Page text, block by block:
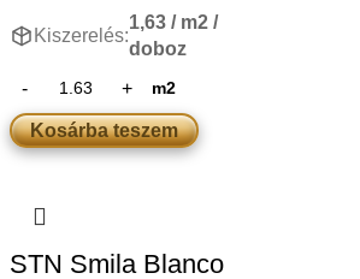
Kiszerelés:
1,63 / m2 /
doboz
m2
Kosárba teszem
STN Smila Blanco